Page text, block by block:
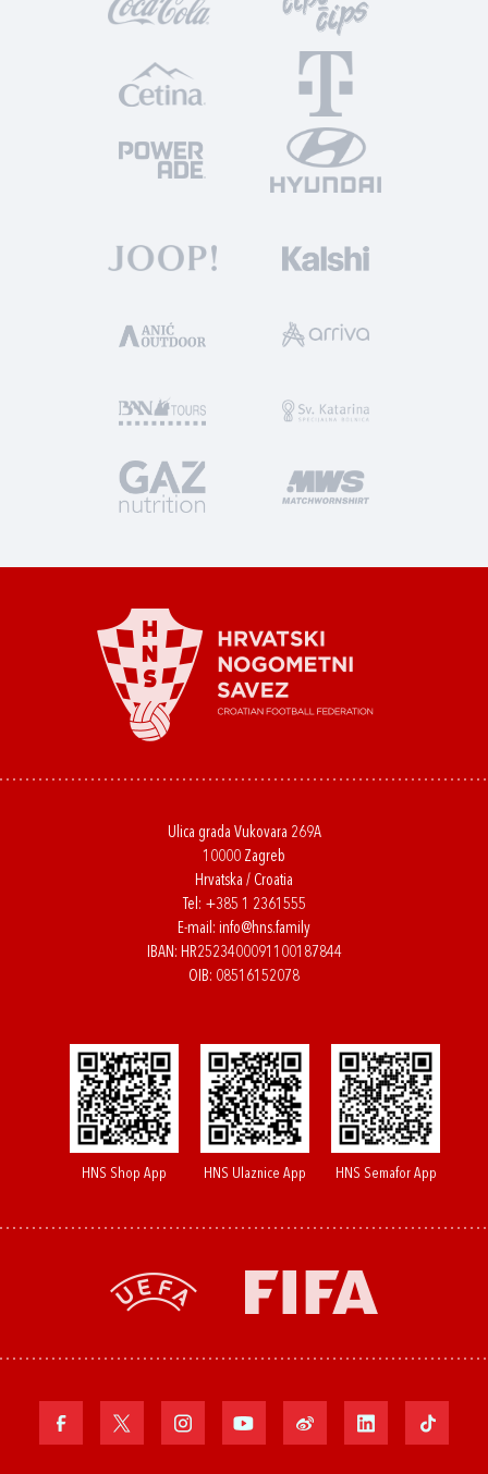
Ulica grada Vukovara 269A
10000 Zagreb
Hrvatska / Croatia
Tel: +385 1 2361555
E-mail: info@hns.family
IBAN: HR2523400091100187844
OIB: 08516152078
HNS Shop App HNS Ulaznice App HNS Semafor App